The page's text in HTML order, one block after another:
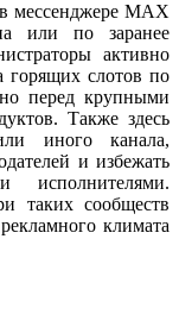
мессенджере MAX
или по заранее
активно
горящих слотов по
перед крупными
Также здесь
иного канала,
и избежать
исполнителями.
таких сообществ
климата